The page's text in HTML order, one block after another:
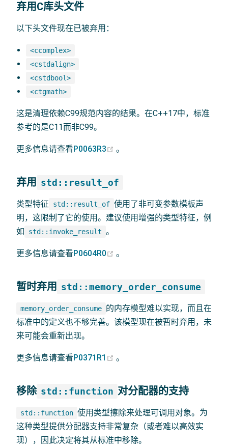
弃用C库头文件
以下头文件现在已被弃用：
<ccomplex>
<cstdalign>
<cstdbool>
<ctgmath>
这是清理依赖C99规范内容的结果。在C++17中，标准
参考的是C11而非C99。
更多信息请查看P0063R3 (opens new window)
。
弃用 std::result_of
类型特征 std::result_of 使用了非可变参数模板声
明，这限制了它的使用。建议使用增强的类型特征，例
如
std::invoke_result 。
更多信息请查看P0604R0 (opens new window)
。
暂时弃用 std::memory_order_consume
memory_order_consume 的内存模型难以实现，而且在
标准中的定义也不够完善。该模型现在被暂时弃用，未
来可能会重新出现。
更多信息请查看P0371R1 (opens new window)
。
移除 std::function 对分配器的支持
std::function 使用类型擦除来处理可调用对象。为
这种类型提供分配器支持非常复杂（或者难以高效实
现），因此决定将其从标准中移除。